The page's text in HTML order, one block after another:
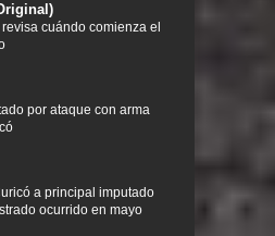
cuándo comienza el
por ataque con arma
a principal imputado
ocurrido en mayo